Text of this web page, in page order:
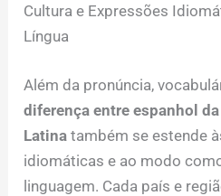
Cultura e Expressões
Língua
Além da pronúncia,
diferença entre espanhol
Latina também se estende
idiomáticas e ao modo
linguagem. Cada país e